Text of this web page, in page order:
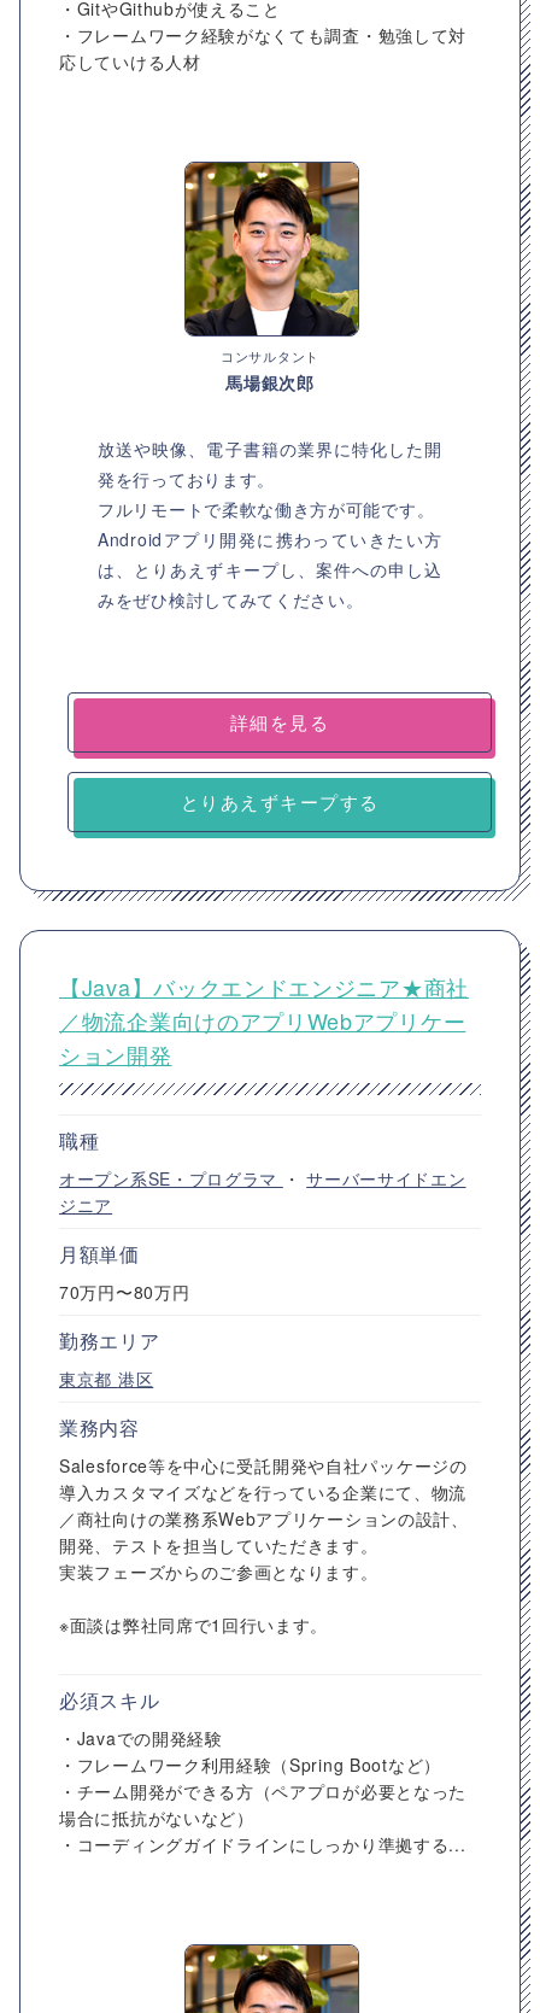
・GitやGithubが使えること
・フレームワーク経験がなくても調査・勉強して対
応していける人材
コンサルタント
馬場銀次郎
放送や映像、電子書籍の業界に特化した開
発を行っております。
フルリモートで柔軟な働き方が可能です。
Androidアプリ開発に携わっていきたい方
は、とりあえずキープし、案件への申し込
みをぜひ検討してみてください。
詳細を見る
とりあえずキープする
【Java】バックエンドエンジニア★商社
／物流企業向けのアプリWebアプリケー
ション開発
職種
オープン系SE・プログラマ ・サーバーサイドエン
ジニア
月額単価
70万円〜80万円
勤務エリア
東京都 港区
業務内容
Salesforce等を中心に受託開発や自社パッケージの
導入カスタマイズなどを行っている企業にて、物流
／商社向けの業務系Webアプリケーションの設計、
開発、テストを担当していただきます。
実装フェーズからのご参画となります。
※面談は弊社同席で1回行います。
必須スキル
・Javaでの開発経験
・フレームワーク利用経験（Spring Bootなど）
・チーム開発ができる方（ペアプロが必要となった
場合に抵抗がないなど）
・コーディングガイドラインにしっかり準拠する...